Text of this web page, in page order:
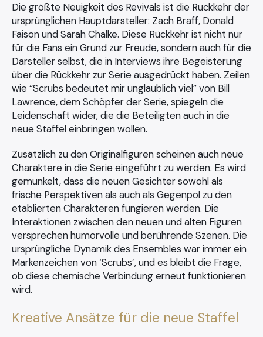
Die größte Neuigkeit des Revivals ist die Rückkehr der
ursprünglichen Hauptdarsteller: Zach Braff, Donald
Faison und Sarah Chalke. Diese Rückkehr ist nicht nur
für die Fans ein Grund zur Freude, sondern auch für die
Darsteller selbst, die in Interviews ihre Begeisterung
über die Rückkehr zur Serie ausgedrückt haben. Zeilen
wie “Scrubs bedeutet mir unglaublich viel” von Bill
Lawrence, dem Schöpfer der Serie, spiegeln die
Leidenschaft wider, die die Beteiligten auch in die
neue Staffel einbringen wollen.
Zusätzlich zu den Originalfiguren scheinen auch neue
Charaktere in die Serie eingeführt zu werden. Es wird
gemunkelt, dass die neuen Gesichter sowohl als
frische Perspektiven als auch als Gegenpol zu den
etablierten Charakteren fungieren werden. Die
Interaktionen zwischen den neuen und alten Figuren
versprechen humorvolle und berührende Szenen. Die
ursprüngliche Dynamik des Ensembles war immer ein
Markenzeichen von ‘Scrubs’, und es bleibt die Frage,
ob diese chemische Verbindung erneut funktionieren
wird.
Kreative Ansätze für die neue Staffel